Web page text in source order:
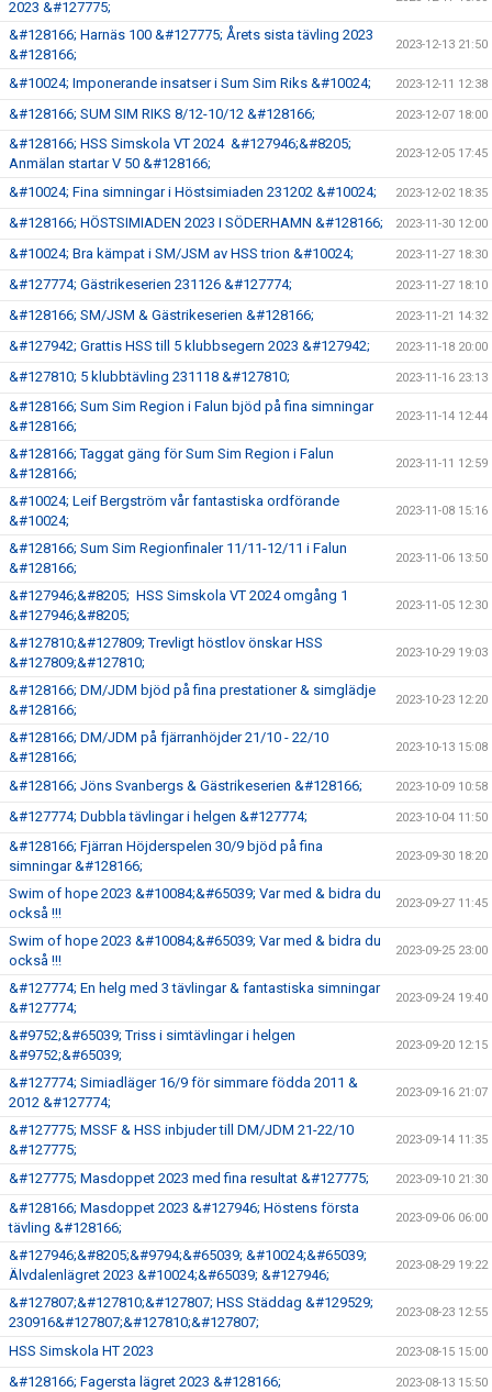
2023 &#127775;
&#128166; Harnäs 100 &#127775; Årets sista tävling 2023
&#128166;
2023-12-13 21:50
&#10024; Imponerande insatser i Sum Sim Riks &#10024; 2023-12-11 12:38
&#128166; SUM SIM RIKS 8/12-10/12 &#128166; 2023-12-07 18:00
&#128166; HSS Simskola VT 2024 &#127946;&#8205;
Anmälan startar V 50 &#128166;
2023-12-05 17:45
&#10024; Fina simningar i Höstsimiaden 231202 &#10024; 2023-12-02 18:35
&#128166; HÖSTSIMIADEN 2023 I SÖDERHAMN &#128166; 2023-11-30 12:00
&#10024; Bra kämpat i SM/JSM av HSS trion &#10024; 2023-11-27 18:30
&#127774; Gästrikeserien 231126 &#127774; 2023-11-27 18:10
&#128166; SM/JSM & Gästrikeserien &#128166; 2023-11-21 14:32
&#127942; Grattis HSS till 5 klubbsegern 2023 &#127942; 2023-11-18 20:00
&#127810; 5 klubbtävling 231118 &#127810; 2023-11-16 23:13
&#128166; Sum Sim Region i Falun bjöd på fina simningar
&#128166;
2023-11-14 12:44
&#128166; Taggat gäng för Sum Sim Region i Falun
&#128166;
2023-11-11 12:59
&#10024; Leif Bergström vår fantastiska ordförande
&#10024;
2023-11-08 15:16
&#128166; Sum Sim Regionfinaler 11/11-12/11 i Falun
&#128166;
2023-11-06 13:50
&#127946;&#8205; HSS Simskola VT 2024 omgång 1
&#127946;&#8205;
2023-11-05 12:30
&#127810;&#127809; Trevligt höstlov önskar HSS
&#127809;&#127810;
2023-10-29 19:03
&#128166; DM/JDM bjöd på fina prestationer & simglädje
&#128166;
2023-10-23 12:20
&#128166; DM/JDM på fjärranhöjder 21/10 - 22/10
&#128166;
2023-10-13 15:08
&#128166; Jöns Svanbergs & Gästrikeserien &#128166; 2023-10-09 10:58
&#127774; Dubbla tävlingar i helgen &#127774; 2023-10-04 11:50
&#128166; Fjärran Höjderspelen 30/9 bjöd på fina
simningar &#128166;
2023-09-30 18:20
Swim of hope 2023 &#10084;&#65039; Var med & bidra du
också !!!
2023-09-27 11:45
Swim of hope 2023 &#10084;&#65039; Var med & bidra du
också !!!
2023-09-25 23:00
&#127774; En helg med 3 tävlingar & fantastiska simningar
&#127774;
2023-09-24 19:40
&#9752;&#65039; Triss i simtävlingar i helgen
&#9752;&#65039;
2023-09-20 12:15
&#127774; Simiadläger 16/9 för simmare födda 2011 &
2012 &#127774;
2023-09-16 21:07
&#127775; MSSF & HSS inbjuder till DM/JDM 21-22/10
&#127775;
2023-09-14 11:35
&#127775; Masdoppet 2023 med fina resultat &#127775; 2023-09-10 21:30
&#128166; Masdoppet 2023 &#127946; Höstens första
tävling &#128166;
2023-09-06 06:00
&#127946;&#8205;&#9794;&#65039; &#10024;&#65039;
Älvdalenlägret 2023 &#10024;&#65039; &#127946;
2023-08-29 19:22
&#127807;&#127810;&#127807; HSS Städdag &#129529;
230916&#127807;&#127810;&#127807;
2023-08-23 12:55
HSS Simskola HT 2023 2023-08-15 15:00
&#128166; Fagersta lägret 2023 &#128166; 2023-08-13 15:50